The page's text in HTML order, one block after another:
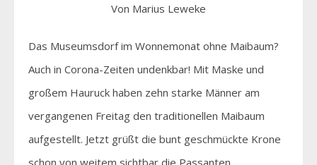
Von Marius Leweke
Das Museumsdorf im Wonnemonat ohne Maibaum?
Auch in Corona-Zeiten undenkbar! Mit Maske und
großem Hauruck haben zehn starke Männer am
vergangenen Freitag den traditionellen Maibaum
aufgestellt. Jetzt grüßt die bunt geschmückte Krone
schon von weitem sichtbar die Passanten.